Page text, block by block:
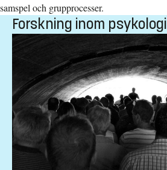
samspel och grupprocesser.
Forskning inom psykologi